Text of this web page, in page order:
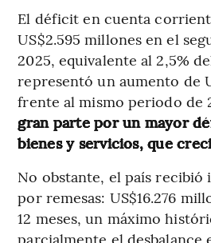
El déficit en cuenta
US$2.595 millones en el
2025, equivalente al 2,5%
representó un aumento de
frente al mismo periodo de
gran parte por un mayor
bienes y servicios, que
No obstante, el país recibió
por remesas: US$16.276
12 meses, un máximo
parcialmente el desbalance